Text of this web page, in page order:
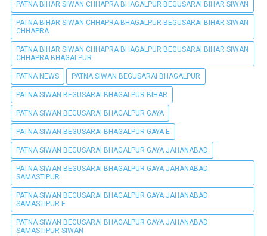
PATNA BIHAR SIWAN CHHAPRA BHAGALPUR BEGUSARAI BIHAR SIWAN
PATNA BIHAR SIWAN CHHAPRA BHAGALPUR BEGUSARAI BIHAR SIWAN
CHHAPRA
PATNA BIHAR SIWAN CHHAPRA BHAGALPUR BEGUSARAI BIHAR SIWAN
CHHAPRA BHAGALPUR
PATNA NEWS PATNA SIWAN BEGUSARAI BHAGALPUR
PATNA SIWAN BEGUSARAI BHAGALPUR BIHAR
PATNA SIWAN BEGUSARAI BHAGALPUR GAYA
PATNA SIWAN BEGUSARAI BHAGALPUR GAYA E
PATNA SIWAN BEGUSARAI BHAGALPUR GAYA JAHANABAD
PATNA SIWAN BEGUSARAI BHAGALPUR GAYA JAHANABAD
SAMASTIPUR
PATNA SIWAN BEGUSARAI BHAGALPUR GAYA JAHANABAD
SAMASTIPUR E
PATNA SIWAN BEGUSARAI BHAGALPUR GAYA JAHANABAD
SAMASTIPUR SIWAN